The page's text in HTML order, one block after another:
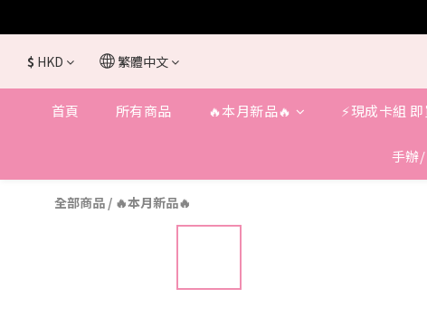
$ HKD 繁體中文
首頁 所有商品 🔥本月新品🔥 ⚡️現成卡組
手辦
全部商品 / 🔥本月新品🔥